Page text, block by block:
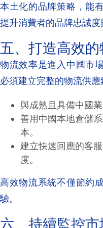
本土化的品牌策略，能
提升消費者的品牌忠誠度
五、打造高效
物流效率是進入中國市
必須建立完整的物流供應
與成熟且具備中國
善用中國本地倉儲
本。
建立快速回應的客
度。
高效物流系統不僅節約
驗。
六、持續監控